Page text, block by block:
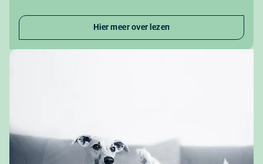
Hier meer over lezen